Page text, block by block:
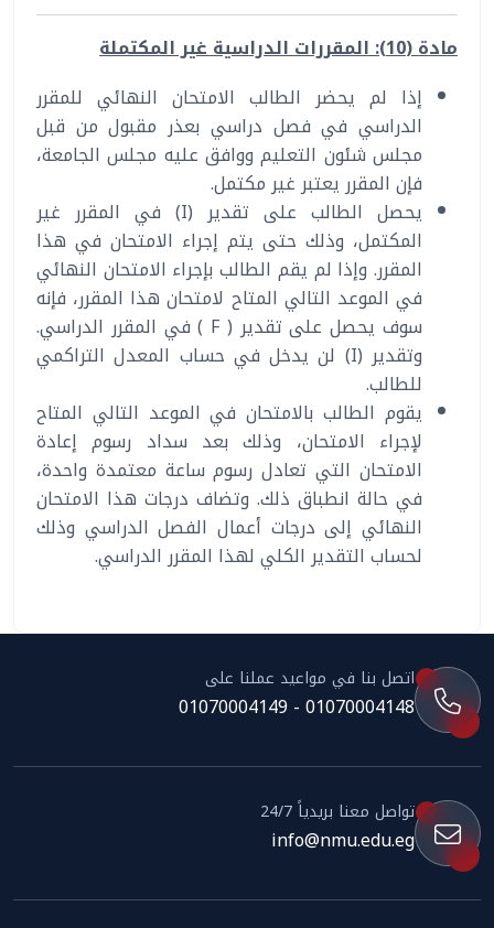
مادة (10): المقررات الدراسية غير المكتملة
إذا لم يحضر الطالب الامتحان النهائي للمقرر
الدراسي في فصل دراسي بعذر مقبول من قبل
مجلس شئون التعليم ووافق عليه مجلس الجامعة،
فإن المقرر يعتبر غير مكتمل.
يحصل الطالب على تقدير (I) في المقرر غير
المكتمل، وذلك حتى يتم إجراء الامتحان في هذا
المقرر. وإذا لم يقم الطالب بإجراء الامتحان النهائي
في الموعد التالي المتاح لامتحان هذا المقرر، فإنه
سوف يحصل على تقدير ( F ) في المقرر الدراسي.
وتقدير (I) لن يدخل في حساب المعدل التراكمي
للطالب.
يقوم الطالب بالامتحان في الموعد التالي المتاح
لإجراء الامتحان، وذلك بعد سداد رسوم إعادة
الامتحان التي تعادل رسوم ساعة معتمدة واحدة،
في حالة انطباق ذلك. وتضاف درجات هذا الامتحان
النهائي إلى درجات أعمال الفصل الدراسي وذلك
لحساب التقدير الكلي لهذا المقرر الدراسي.
اتصل بنا في مواعيد عملنا على
01070004148 - 01070004149
تواصل معنا بريدياً 24/7
info@nmu.edu.eg